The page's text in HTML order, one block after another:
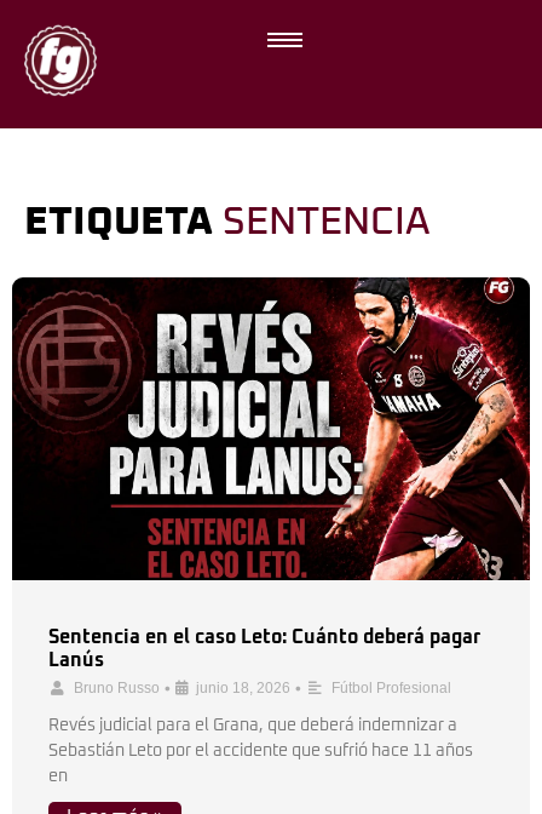
ETIQUETA SENTENCIA
Sentencia en el caso Leto: Cuánto deberá pagar
Lanús
Bruno Russo • junio 18, 2026 • Fútbol Profesional
Revés judicial para el Grana, que deberá indemnizar a
Sebastián Leto por el accidente que sufrió hace 11 años
en